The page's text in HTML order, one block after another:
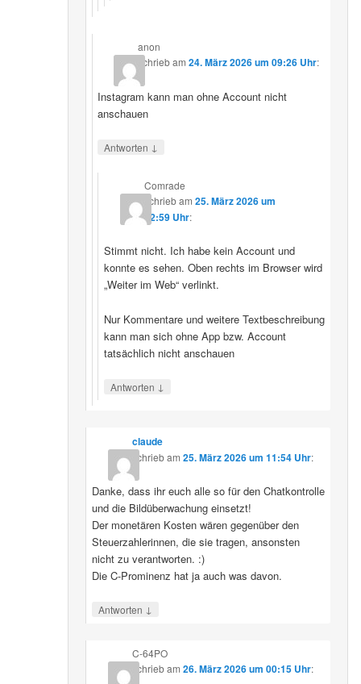
anon
schriebam24. März 2026 um 09:26 Uhr:
Instagram kann man ohne Account nicht
anschauen
Antworten ↓
Comrade
schriebam 25. März 2026 um
12:59 Uhr:
Stimmt nicht. Ich habe kein Account und
konnte es sehen. Oben rechts im Browser wird
„Weiter im Web“ verlinkt.
Nur Kommentare und weitere Textbeschreibung
kann man sich ohne App bzw. Account
tatsächlich nicht anschauen
Antworten ↓
claude
schriebam 25. März 2026 um 11:54 Uhr:
Danke, dass ihr euch alle so für den Chatkontrolle
und die Bildüberwachung einsetzt!
Der monetären Kosten wären gegenüber den
Steuerzahlerinnen, die sie tragen, ansonsten
nicht zu verantworten. :)
Die C-Prominenz hat ja auch was davon.
Antworten ↓
C-64PO
schriebam 26. März 2026 um 00:15 Uhr: